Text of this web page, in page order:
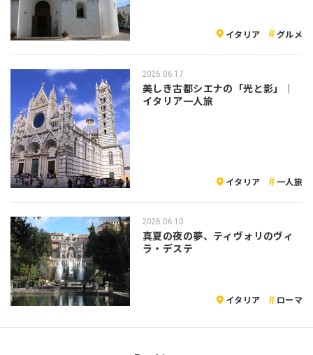
イタリア グルメ
2026.06.17
美しき古都シエナの「光と影」｜
イタリア一人旅
イタリア 一人旅
2026.06.10
真夏の夜の夢、ティヴォリのヴィ
ラ・デステ
イタリア ローマ